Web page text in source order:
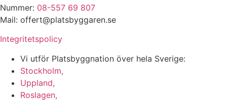
Nummer: 08-557 69 807
Mail: offert@platsbyggaren.se
Integritetspolicy
Vi utför Platsbyggnation över hela Sverige:
Stockholm,
Uppland,
Roslagen,